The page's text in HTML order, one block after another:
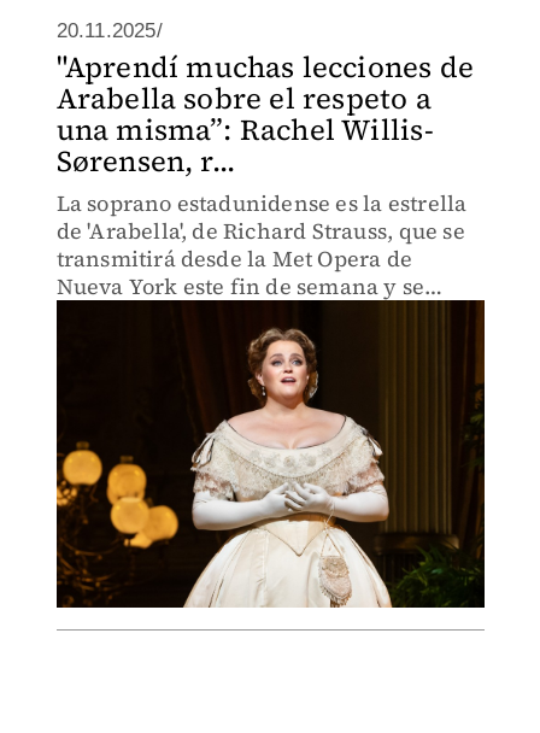
20.11.2025/
"Aprendí muchas lecciones de
Arabella sobre el respeto a
una misma”: Rachel Willis-
Sørensen, r...
La soprano estadunidense es la estrella
de 'Arabella', de Richard Strauss, que se
transmitirá desde la Met Opera de
Nueva York este fin de semana y se